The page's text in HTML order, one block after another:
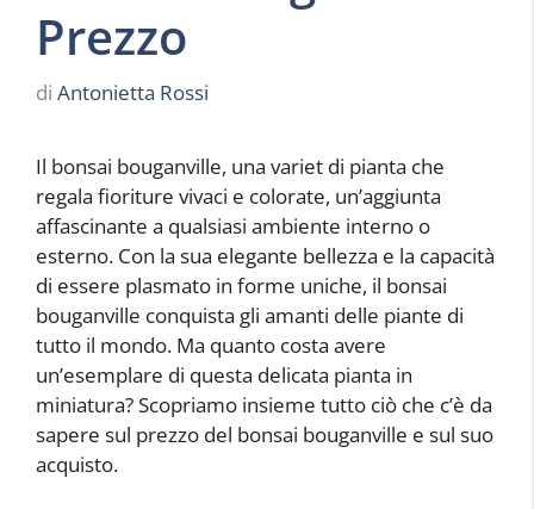
Prezzo
di Antonietta Rossi
Il bonsai bouganville, una variet di pianta che
regala fioriture vivaci e colorate, un’aggiunta
affascinante a qualsiasi ambiente interno o
esterno. Con la sua elegante bellezza e la capacità
di essere plasmato in forme uniche, il bonsai
bouganville conquista gli amanti delle piante di
tutto il mondo. Ma quanto costa avere
un’esemplare di questa delicata pianta in
miniatura? Scopriamo insieme tutto ciò che c’è da
sapere sul prezzo del bonsai bouganville e sul suo
acquisto.